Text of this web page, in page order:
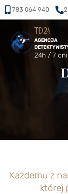
783 064 940
TD24
AGENCJA
24h / 7 dni
Każdemu z
której